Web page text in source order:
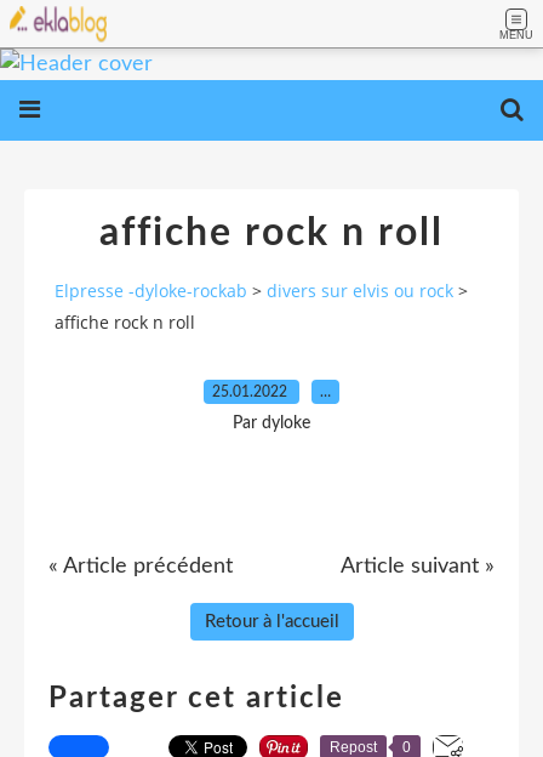
MENU
affiche rock n roll
Elpresse -dyloke-rockab > divers sur elvis ou rock >
affiche rock n roll
25.01.2022 …
Par dyloke
« Article précédent Article suivant »
Retour à l'accueil
Partager cet article
Repost 0